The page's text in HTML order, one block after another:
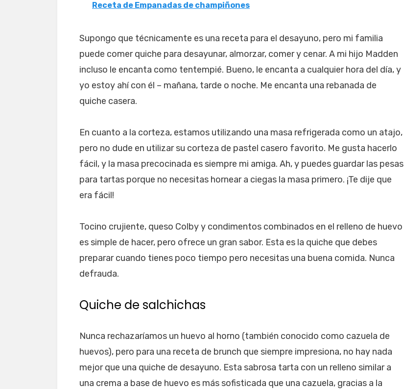
Receta de Empanadas de champiñones
Supongo que técnicamente es una receta para el desayuno, pero mi familia
puede comer quiche para desayunar, almorzar, comer y cenar. A mi hijo Madden
incluso le encanta como tentempié. Bueno, le encanta a cualquier hora del día, y
yo estoy ahí con él – mañana, tarde o noche. Me encanta una rebanada de
quiche casera.
En cuanto a la corteza, estamos utilizando una masa refrigerada como un atajo,
pero no dude en utilizar su corteza de pastel casero favorito. Me gusta hacerlo
fácil, y la masa precocinada es siempre mi amiga. Ah, y puedes guardar las pesas
para tartas porque no necesitas hornear a ciegas la masa primero. ¡Te dije que
era fácil!
Tocino crujiente, queso Colby y condimentos combinados en el relleno de huevo
es simple de hacer, pero ofrece un gran sabor. Esta es la quiche que debes
preparar cuando tienes poco tiempo pero necesitas una buena comida. Nunca
defrauda.
Quiche de salchichas
Nunca rechazaríamos un huevo al horno (también conocido como cazuela de
huevos), pero para una receta de brunch que siempre impresiona, no hay nada
mejor que una quiche de desayuno. Esta sabrosa tarta con un relleno similar a
una crema a base de huevo es más sofisticada que una cazuela, gracias a la